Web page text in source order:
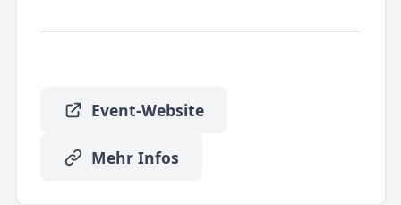
Event-Website
Mehr Infos